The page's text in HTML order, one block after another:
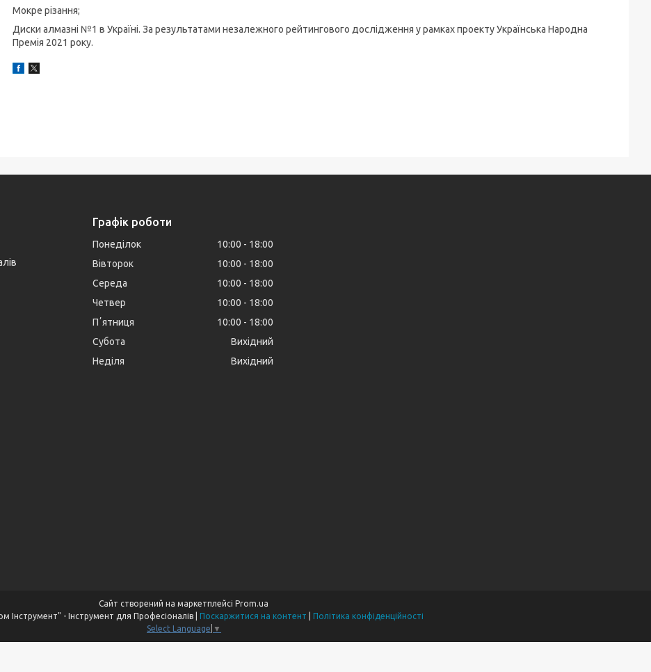
Мокре різання;
Диски алмазні №1 в Україні. За результатами незалежного рейтингового дослідження у рамках проекту Українська Народна
Премія 2021 року.
Графік роботи
Понеділок 10:00
18:00
Вівторок
10:00
18:00
Середа
10:00
18:00
Четвер
10:00
18:00
Пʼятниця
10:00
18:00
Субота
Вихідний
Неділя
Вихідний
Сайт створений на маркетплейсі Prom.ua
Поскаржитися на контент
Політика конфіденційності
Select Language ▼